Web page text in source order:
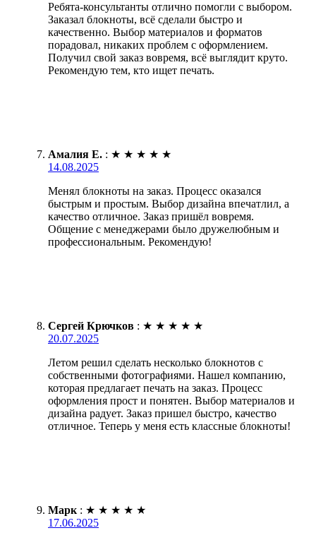
Ребята-консультанты отлично помогли с выбором.
Заказал блокноты, всё сделали быстро и
качественно. Выбор материалов и форматов
порадовал, никаких проблем с оформлением.
Получил свой заказ вовремя, всё выглядит круто.
Рекомендую тем, кто ищет печать.
Амалия Е. : ★ ★ ★ ★ ★
14.08.2025
Менял блокноты на заказ. Процесс оказался
быстрым и простым. Выбор дизайна впечатлил, а
качество отличное. Заказ пришёл вовремя.
Общение с менеджерами было дружелюбным и
профессиональным. Рекомендую!
Сергей Крючков : ★ ★ ★ ★ ★
20.07.2025
Летом решил сделать несколько блокнотов с
собственными фотографиями. Нашел компанию,
которая предлагает печать на заказ. Процесс
оформления прост и понятен. Выбор материалов и
дизайна радует. Заказ пришел быстро, качество
отличное. Теперь у меня есть классные блокноты!
Марк : ★ ★ ★ ★ ★
17.06.2025